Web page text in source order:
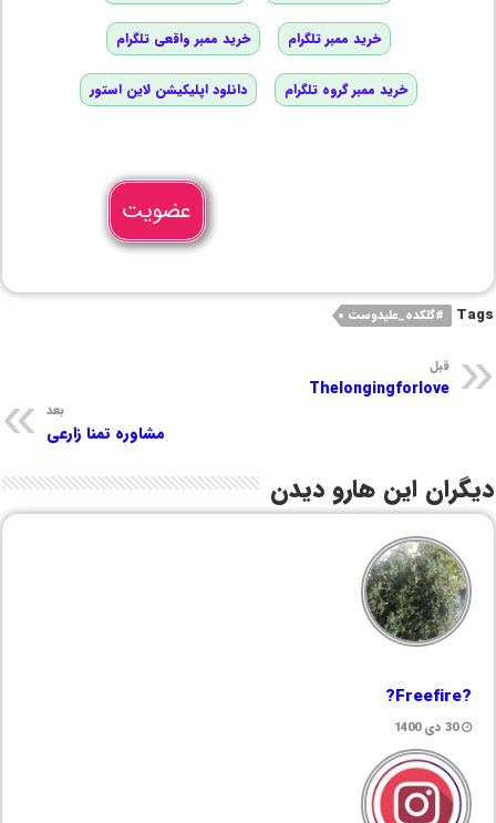
خرید ممبر تلگرام خرید ممبر واقعی تلگرام
خرید ممبر گروه تلگرام دانلود اپلیکیشن لاین استور
عضویت
Tags #گلکده_علیدوست
قبل
Thelongingforlove
بعد
مشاوره تمنا زارعی
دیگران این هارو دیدن
?Freefire?
30 دی 1400